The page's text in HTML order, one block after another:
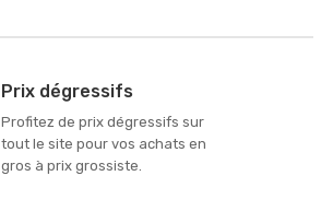
Prix dégressifs
Profitez de prix dégressifs sur
tout le site pour vos achats en
gros à prix grossiste.